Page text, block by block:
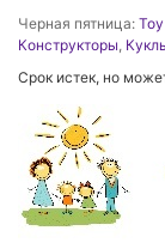
Черная пятница:
Конструкторы
Срок истек, но